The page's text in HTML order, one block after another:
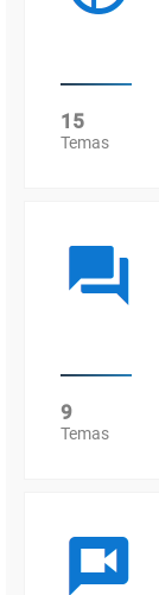
15
Temas
9
Temas